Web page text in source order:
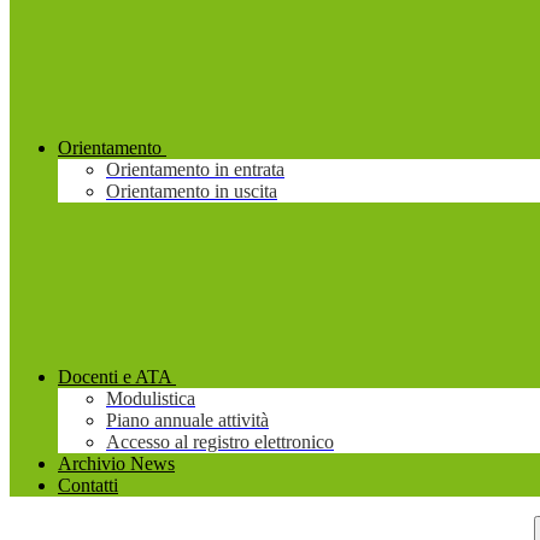
Orientamento
Orientamento in entrata
Orientamento in uscita
Docenti e ATA
Modulistica
Piano annuale attività
Accesso al registro elettronico
Archivio News
Contatti